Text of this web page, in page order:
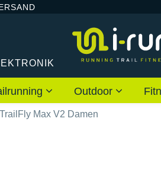
Outdoor
Max V2 Damen